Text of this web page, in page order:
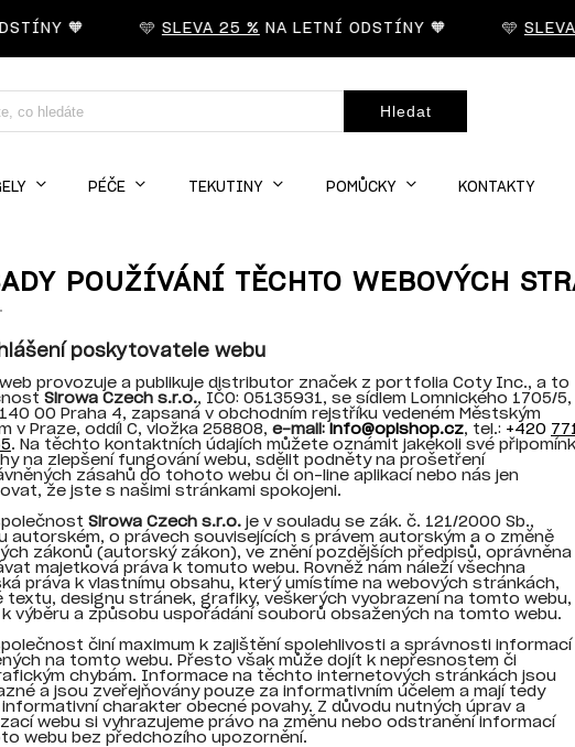
🧡 🩵SLEVA 25 % NA LETNÍ ODSTÍNY 🧡 🩵SLEVA
Hledat
PÉČE TEKUTINY POMŮCKY KONTAKTY
POUŽÍVÁNÍ TĚCHTO WEBOVÝCH
poskytovatele webu
provozuje a publikuje distributor značek z portfolia Coty Inc., a to
Sirowa Czech s.r.o., IČO: 05135931, se sídlem Lomnického 1705/5,
140 00 Praha 4, zapsaná v obchodním rejstříku vedeném Městským
v Praze, oddíl C, vložka 258808, e-mail: info@opishop.cz, tel.: +420
. Na těchto kontaktních údajích můžete oznámit jakékoli své
na zlepšení fungování webu, sdělit podněty na prošetření
zásahů do tohoto webu či on-line aplikací nebo nás jen
že jste s našimi stránkami spokojeni.
Sirowa Czech s.r.o. je v souladu se zák. č. 121/2000 Sb.,
autorském, o právech souvisejících s právem autorským a o změně
zákonů (autorský zákon), ve znění pozdějších předpisů, oprávněna
majetková práva k tomuto webu. Rovněž nám náleží všechna
práva k vlastnímu obsahu, který umístíme na webových stránkách,
textu, designu stránek, grafiky, veškerých vyobrazení na tomto webu,
k výběru a způsobu uspořádání souborů obsažených na tomto webu.
činí maximum k zajištění spolehlivosti a správnosti informací
na tomto webu. Přesto však může dojít k nepřesnostem či
chybám. Informace na těchto internetových stránkách jsou
a jsou zveřejňovány pouze za informativním účelem a mají tedy
charakter obecné povahy. Z důvodu nutných úprav a
webu si vyhrazujeme právo na změnu nebo odstranění informací
webu bez předchozího upozornění.